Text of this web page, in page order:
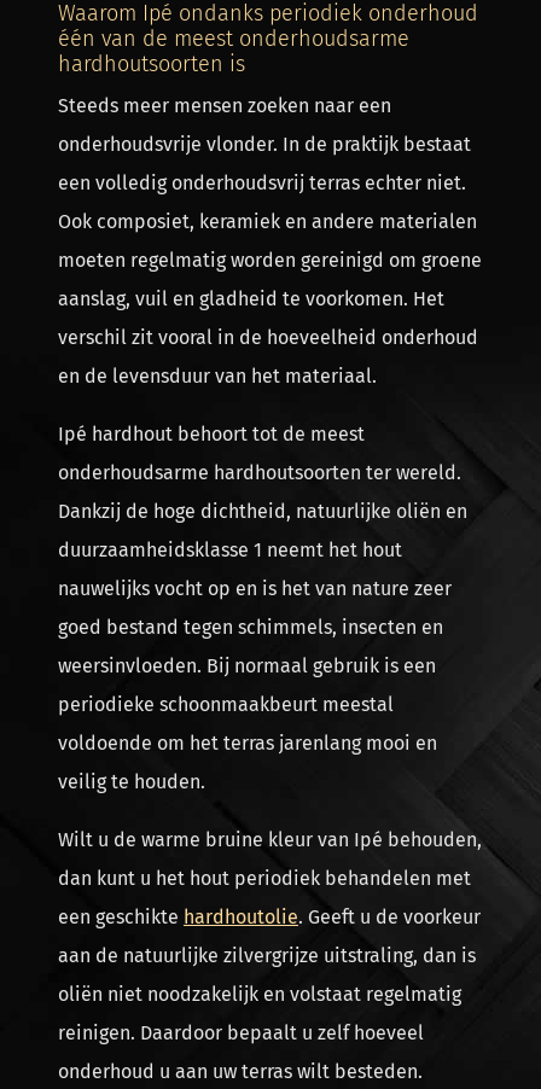
Waarom Ipé ondanks periodiek onderhoud
één van de meest onderhoudsarme
hardhoutsoorten is
Steeds meer mensen zoeken naar een
onderhoudsvrije vlonder. In de praktijk bestaat
een volledig onderhoudsvrij terras echter niet.
Ook composiet, keramiek en andere materialen
moeten regelmatig worden gereinigd om groene
aanslag, vuil en gladheid te voorkomen. Het
verschil zit vooral in de hoeveelheid onderhoud
en de levensduur van het materiaal.
Ipé hardhout behoort tot de meest
onderhoudsarme hardhoutsoorten ter wereld.
Dankzij de hoge dichtheid, natuurlijke oliën en
duurzaamheidsklasse 1 neemt het hout
nauwelijks vocht op en is het van nature zeer
goed bestand tegen schimmels, insecten en
weersinvloeden. Bij normaal gebruik is een
periodieke schoonmaakbeurt meestal
voldoende om het terras jarenlang mooi en
veilig te houden.
Wilt u de warme bruine kleur van Ipé behouden,
dan kunt u het hout periodiek behandelen met
een geschikte hardhoutolie. Geeft u de voorkeur
aan de natuurlijke zilvergrijze uitstraling, dan is
oliën niet noodzakelijk en volstaat regelmatig
reinigen. Daardoor bepaalt u zelf hoeveel
onderhoud u aan uw terras wilt besteden.